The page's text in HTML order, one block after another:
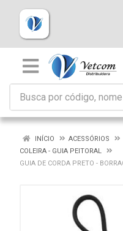
INÍCIO
ACESSÓRIOS
COLEIRA - GUIA PEITORAL
GUIA DE CORDA PRETO -